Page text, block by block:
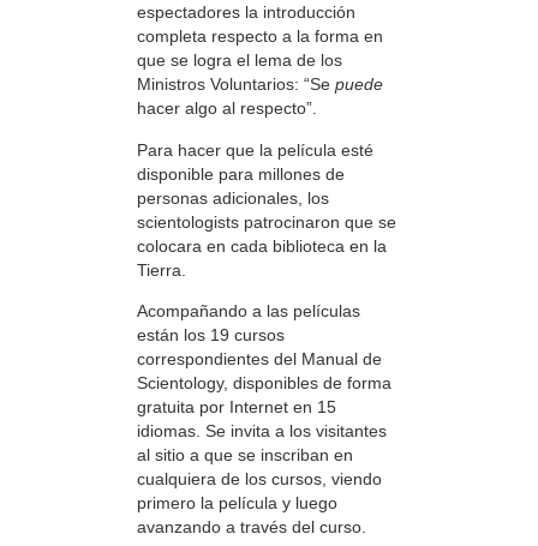
espectadores la introducción
completa respecto a la forma en
que se logra el lema de los
Ministros Voluntarios: “Se puede
hacer algo al respecto”.
Para hacer que la película esté
disponible para millones de
personas adicionales, los
scientologists patrocinaron que se
colocara en cada biblioteca en la
Tierra.
Acompañando a las películas
están los 19 cursos
correspondientes del Manual de
Scientology, disponibles de forma
gratuita por Internet en 15
idiomas. Se invita a los visitantes
al sitio a que se inscriban en
cualquiera de los cursos, viendo
primero la película y luego
avanzando a través del curso.